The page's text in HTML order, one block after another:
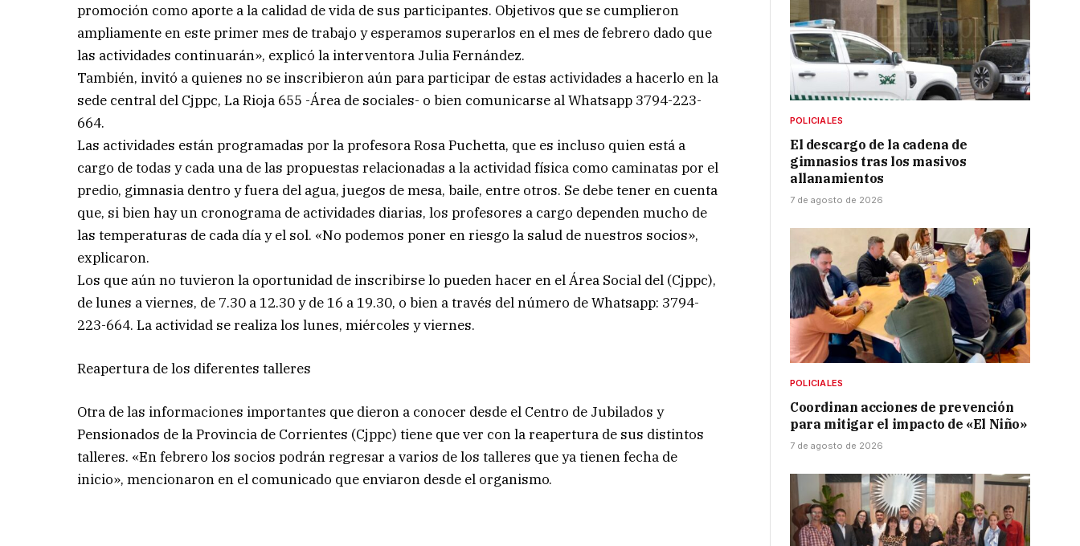
promoción como aporte a la calidad de vida de sus participantes. Objetivos que se cumplieron
ampliamente en este primer mes de trabajo y esperamos superarlos en el mes de febrero dado que
las actividades continuarán», explicó la interventora Julia Fernández.
También, invitó a quienes no se inscribieron aún para participar de estas actividades a hacerlo en la
sede central del Cjppc, La Rioja 655 -Área de sociales- o bien comunicarse al Whatsapp 3794-223-
664.
Las actividades están programadas por la profesora Rosa Puchetta, que es incluso quien está a
cargo de todas y cada una de las propuestas relacionadas a la actividad física como caminatas por el
predio, gimnasia dentro y fuera del agua, juegos de mesa, baile, entre otros. Se debe tener en cuenta
que, si bien hay un cronograma de actividades diarias, los profesores a cargo dependen mucho de
las temperaturas de cada día y el sol. «No podemos poner en riesgo la salud de nuestros socios»,
explicaron.
Los que aún no tuvieron la oportunidad de inscribirse lo pueden hacer en el Área Social del (Cjppc),
de lunes a viernes, de 7.30 a 12.30 y de 16 a 19.30, o bien a través del número de Whatsapp: 3794-
223-664. La actividad se realiza los lunes, miércoles y viernes.
Reapertura de los diferentes talleres
Otra de las informaciones importantes que dieron a conocer desde el Centro de Jubilados y
Pensionados de la Provincia de Corrientes (Cjppc) tiene que ver con la reapertura de sus distintos
talleres. «En febrero los socios podrán regresar a varios de los talleres que ya tienen fecha de
inicio», mencionaron en el comunicado que enviaron desde el organismo.
POLICIALES
El descargo de la cadena de
gimnasios tras los masivos
allanamientos
7 de agosto de 2026
POLICIALES
Coordinan acciones de prevención
para mitigar el impacto de «El Niño»
7 de agosto de 2026